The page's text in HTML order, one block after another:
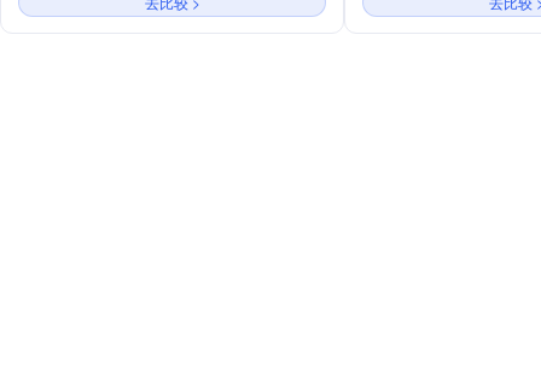
服务于银行、贷款机构、金融科技公司等多个行
业。Tarabut 通过其平台 Connect、
API连接全球数千家银行，
力于帮助企业通过开放金